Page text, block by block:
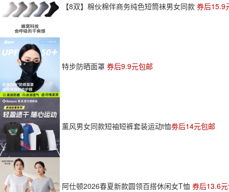
【8双】棉伙棉伴商务纯色短筒袜男女同款 券后15.9
特步防晒面罩 券后9.9元包邮
薰风男女同款短袖短裤套装运动t恤劵后14元包邮
阿仕顿2026春夏新款圆领百搭休闲女T恤 券后13.6